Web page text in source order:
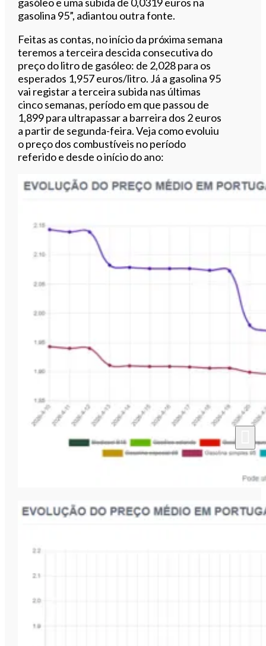
gasolina 95”, adiantou outra fonte.
Feitas as contas, no início da próxima semana
teremos a terceira descida consecutiva do
preço do litro de gasóleo: de 2,028 para os
esperados 1,957 euros/litro. Já a gasolina 95
vai registar a terceira subida nas últimas
cinco semanas, período em que passou de
1,899 para ultrapassar a barreira dos 2 euros
a partir de segunda-feira. Veja como evoluiu
o preço dos combustíveis no período
referido e desde o início do ano: